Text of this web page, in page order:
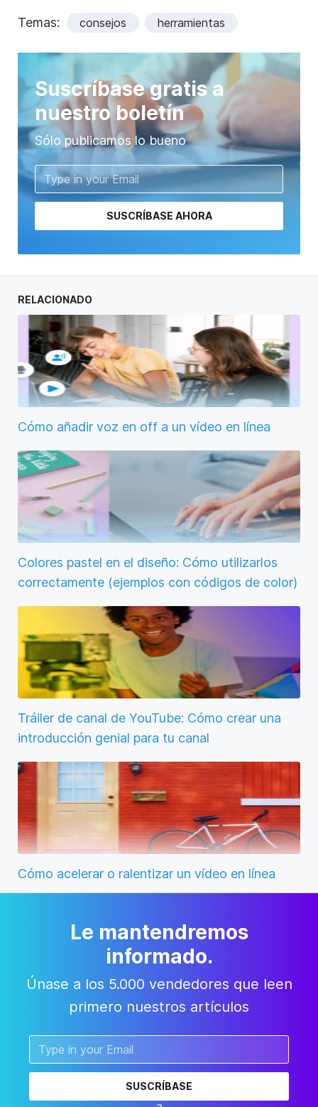
Temas: consejos herramientas
Suscríbase gratis a
nuestro boletín
Sólo publicamos lo bueno
SUSCRÍBASE AHORA
RELACIONADO
Cómo añadir voz en off a un vídeo en línea
Colores pastel en el diseño: Cómo utilizarlos
correctamente (ejemplos con códigos de color)
Tráiler de canal de YouTube: Cómo crear una
introducción genial para tu canal
Cómo acelerar o ralentizar un vídeo en línea
Le mantendremos
informado.
Únase a los 5.000 vendedores que leen
primero nuestros artículos
SUSCRÍBASE